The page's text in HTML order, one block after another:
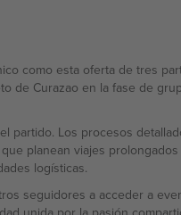
como esta oferta de tres
Curazao en la fase de
partido. Los procesos
planean viajes
logísticas.
seguidores a acceder a